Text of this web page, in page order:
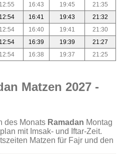
12:55 16:43 19:45
21:35
12:54 16:41 19:43
21:32
12:54 16:40 19:41
21:30
12:54 16:39 19:39
21:27
12:54 16:38 19:37 21:25
Matzen 2027 -
des Monats Ramadan Montag
mit Imsak- und Iftar-Zeit.
Matzen für Fajr und den